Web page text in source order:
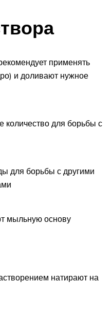
применять
и доливают нужное
количество для борьбы с
для борьбы с другими
мыльную основу
натирают на